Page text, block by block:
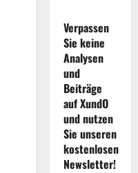
Verpassen
Sie keine
Analysen
und
Beiträge
auf XundO
und nutzen
Sie unseren
kostenlosen
Newsletter!